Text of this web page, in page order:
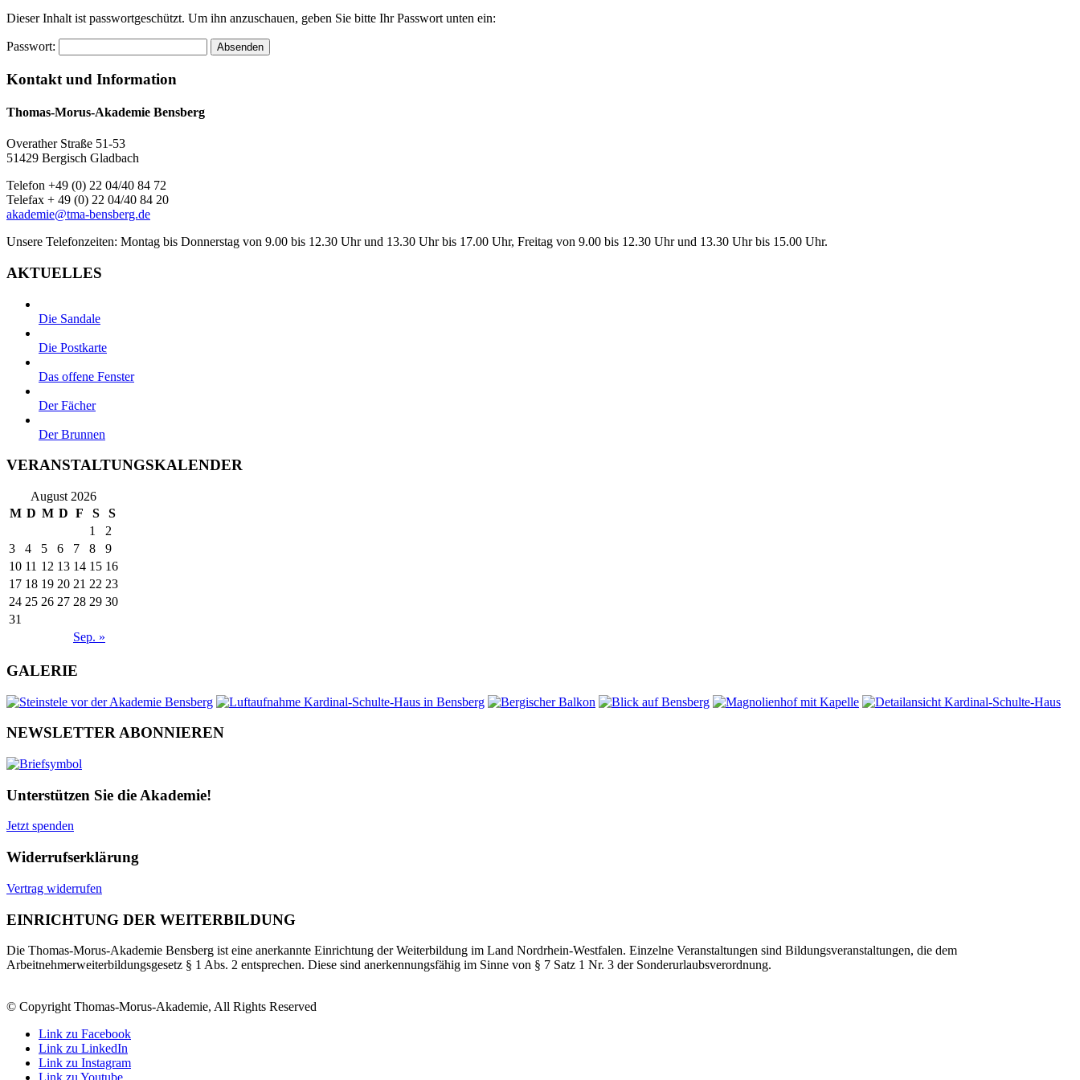
Dieser Inhalt ist passwortgeschützt. Um ihn anzuschauen, geben Sie bitte Ihr Passwort unten ein:
Passwort:
Kontakt und Information
Thomas-Morus-Akademie Bensberg
Overather Straße 51-53
51429 Bergisch Gladbach
Telefon +49 (0) 22 04/40 84 72
Telefax + 49 (0) 22 04/40 84 20
akademie@tma-bensberg.de
Unsere Telefonzeiten: Montag bis Donnerstag von 9.00 bis 12.30 Uhr und 13.30 Uhr bis 17.00 Uhr, Freitag von 9.00 bis 12.30 Uhr und 13.30 Uhr bis 15.00 Uhr.
AKTUELLES
Die Sandale
Die Postkarte
Das offene Fenster
Der Fächer
Der Brunnen
VERANSTALTUNGSKALENDER
August 2026
M D M D F S S
Sep. »
1
2
3
4 5 6 7 8
9
10 11 12 13 14 15 16
17 18 19 20 21 22 23
24 25 26 27 28 29 30
31
GALERIE
NEWSLETTER ABONNIEREN
Unterstützen Sie die Akademie!
Jetzt spenden
Widerrufserklärung
Vertrag widerrufen
EINRICHTUNG DER WEITERBILDUNG
Die Thomas-Morus-Akademie Bensberg ist eine anerkannte Einrichtung der Weiterbildung im Land Nordrhein-Westfalen. Einzelne Veranstaltungen sind Bildungsveranstaltungen, die dem
Arbeitnehmerweiterbildungsgesetz § 1 Abs. 2 entsprechen. Diese sind anerkennungsfähig im Sinne von § 7 Satz 1 Nr. 3 der Sonderurlaubsverordnung.
© Copyright Thomas-Morus-Akademie, All Rights Reserved
Link zu Facebook
Link zu LinkedIn
Link zu Instagram